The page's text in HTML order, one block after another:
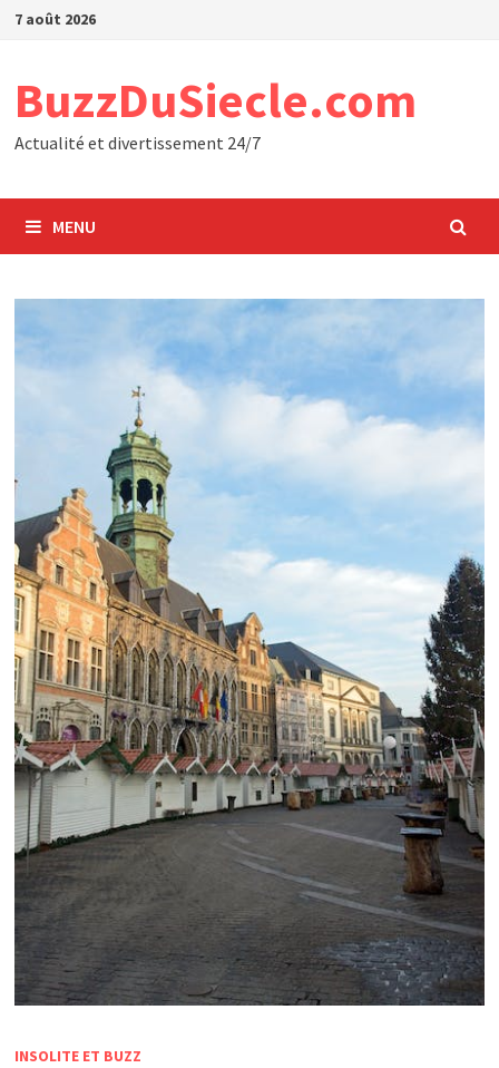
Passer
7 août 2026
BuzzDuSiecle.com
Actualité et divertissement 24/7
MENU
INSOLITE ET BUZZ